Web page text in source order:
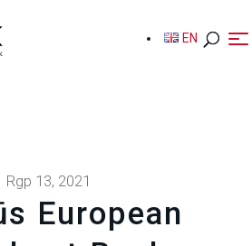
EN
EN
Rgp 13, 2021
European